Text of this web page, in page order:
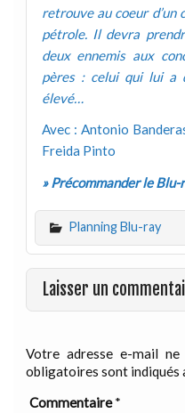
retrouve au coeur
pétrole. Il devra
deux ennemis aux
pères : celui qui lui a
élevé…
Avec : Antonio
Freida Pinto
» Précommander le
Planning Blu-ray
Laisser un
Votre adresse e-mail ne
obligatoires sont indiqués
Commentaire*